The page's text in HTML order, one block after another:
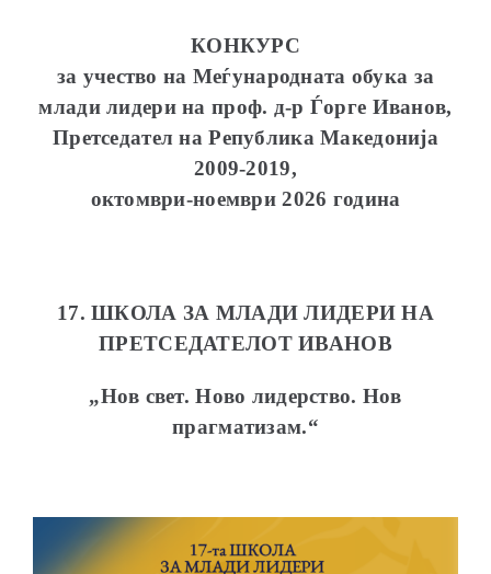
КОНКУРС
за учество на Меѓународната обука за
млади лидери на проф. д-р Ѓорге Иванов,
Претседател на Република Македонија
2009-2019,
октомври-ноември 2026 година
17. ШКОЛА ЗА МЛАДИ ЛИДЕРИ НА
ПРЕТСЕДАТЕЛОТ ИВАНОВ
„Нов свет. Ново лидерство. Нов
прагматизам.“